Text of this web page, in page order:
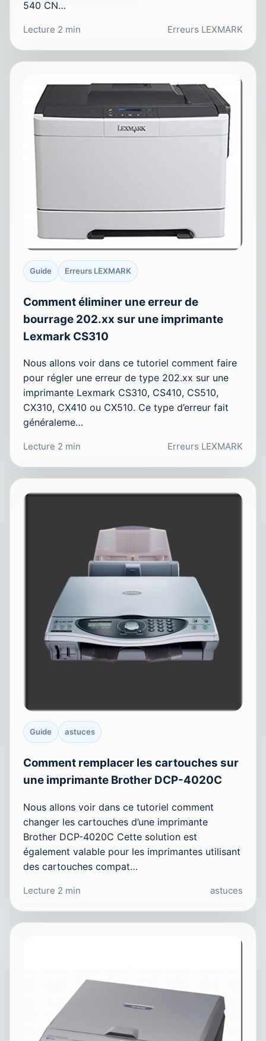
540 CN…
Lecture 2 min Erreurs LEXMARK
Guide Erreurs LEXMARK
Comment éliminer une erreur de
bourrage 202.xx sur une imprimante
Lexmark CS310
Nous allons voir dans ce tutoriel comment faire
pour régler une erreur de type 202.xx sur une
imprimante Lexmark CS310, CS410, CS510,
CX310, CX410 ou CX510. Ce type d’erreur fait
généraleme…
Lecture 2 min Erreurs LEXMARK
Guide astuces
Comment remplacer les cartouches sur
une imprimante Brother DCP-4020C
Nous allons voir dans ce tutoriel comment
changer les cartouches d’une imprimante
Brother DCP-4020C Cette solution est
également valable pour les imprimantes utilisant
des cartouches compat…
Lecture 2 min astuces